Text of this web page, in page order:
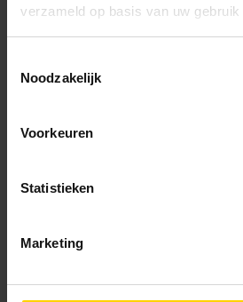
verzameld op basis van uw
Noodzakelijk
Voorkeuren
Statistieken
Marketing
Doorvoer PVC
Kunststof mantelbuis-doorvoer met
om kabels of leidingen netjes en
LEVERTIJD